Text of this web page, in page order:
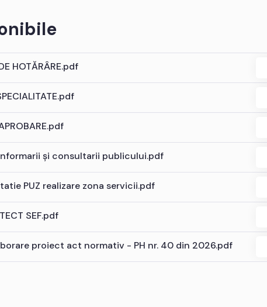
HOTĂRÂRE.pdf
și consultarii publicului.pdf
PUZ realizare zona servicii.pdf
SEF.pdf
proiect act normativ - PH nr. 40 din 2026.pdf